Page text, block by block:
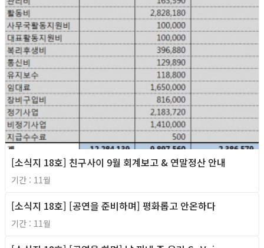
[소식지 18호] 친구사이 9월 회계보고 & 연말정산 안내
기간 : 11월
[소식지 18호] [공연을 준비하며] 평화롭고 안온하다
기간 : 11월